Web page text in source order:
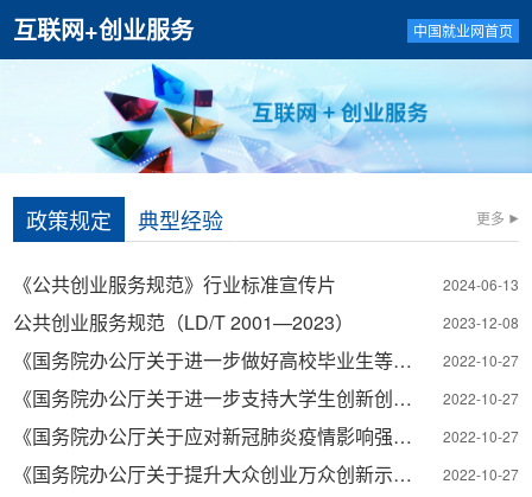
互联网+创业服务 中国就业网首页
政策规定 典型经验 更多
《公共创业服务规范》行业标准宣传片 2024-06-13
公共创业服务规范（LD/T 2001—2023） 2023-12-08
《国务院办公厅关于进一步做好高校毕业生等青年就业创业工作的通知》（国办发〔2022〕13号） 2022-10-27
《国务院办公厅关于进一步支持大学生创新创业的指导意见》（国办发〔2021〕35号） 2022-10-27
《国务院办公厅关于应对新冠肺炎疫情影响强化稳就业举措的实施意见》（国办发〔2020〕6号） 2022-10-27
《国务院办公厅关于提升大众创业万众创新示范基地带动作用进一步促改革稳就业强动能的实施意见》（国办发〔2020〕26号） 2022-10-27